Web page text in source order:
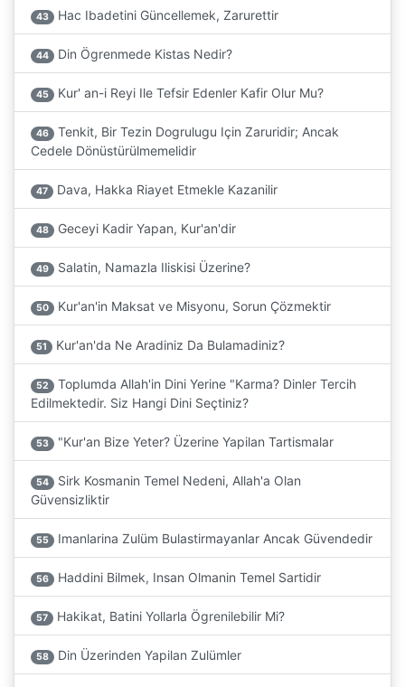
43 Hac Ibadetini Güncellemek, Zarurettir
44 Din Ögrenmede Kistas Nedir?
45 Kur' an-i Reyi Ile Tefsir Edenler Kafir Olur Mu?
46
Tenkit, Bir Tezin Dogrulugu Için Zaruridir; Ancak
Cedele Dönüstürülmemelidir
47 Dava, Hakka Riayet Etmekle Kazanilir
48 Geceyi Kadir Yapan, Kur'an'dir
49 Salatin, Namazla Iliskisi Üzerine?
50 Kur'an'in Maksat ve Misyonu, Sorun Çözmektir
51 Kur'an'da Ne Aradiniz Da Bulamadiniz?
52
Toplumda Allah'in Dini Yerine "Karma? Dinler Tercih
Edilmektedir. Siz Hangi Dini Seçtiniz?
53 "Kur'an Bize Yeter? Üzerine Yapilan Tartismalar
54
Sirk Kosmanin Temel Nedeni, Allah'a Olan
Güvensizliktir
55 Imanlarina Zulüm Bulastirmayanlar Ancak Güvendedir
56 Haddini Bilmek, Insan Olmanin Temel Sartidir
57 Hakikat, Batini Yollarla Ögrenilebilir Mi?
58 Din Üzerinden Yapilan Zulümler